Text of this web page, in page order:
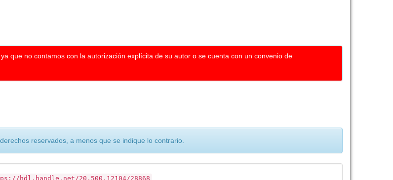
que no contamos con la autorización explícita de su autor o se cuenta con un convenio de
reservados, a menos que se indique lo contrario.
hdl.handle.net/20.500.12104/28868